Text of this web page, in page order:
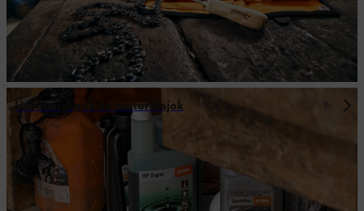
Üzemanyagok és motorolajok